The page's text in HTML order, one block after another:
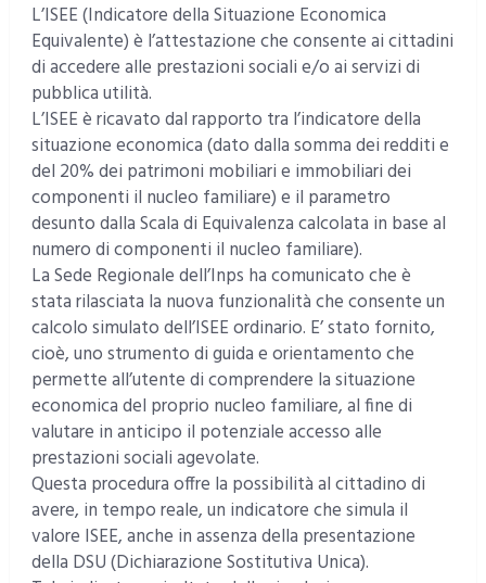
L’ISEE (Indicatore della Situazione Economica
Equivalente) è l’attestazione che consente ai cittadini
di accedere alle prestazioni sociali e/o ai servizi di
pubblica utilità.
L’ISEE è ricavato dal rapporto tra l’indicatore della
situazione economica (dato dalla somma dei redditi e
del 20% dei patrimoni mobiliari e immobiliari dei
componenti il nucleo familiare) e il parametro
desunto dalla Scala di Equivalenza calcolata in base al
numero di componenti il nucleo familiare).
La Sede Regionale dell’Inps ha comunicato che è
stata rilasciata la nuova funzionalità che consente un
calcolo simulato dell’ISEE ordinario. E’ stato fornito,
cioè, uno strumento di guida e orientamento che
permette all’utente di comprendere la situazione
economica del proprio nucleo familiare, al fine di
valutare in anticipo il potenziale accesso alle
prestazioni sociali agevolate.
Questa procedura offre la possibilità al cittadino di
avere, in tempo reale, un indicatore che simula il
valore ISEE, anche in assenza della presentazione
della DSU (Dichiarazione Sostitutiva Unica).